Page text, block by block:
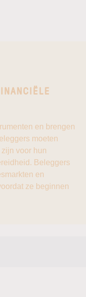
en brengen
moeten
voor hun
Beleggers
en
ze beginnen